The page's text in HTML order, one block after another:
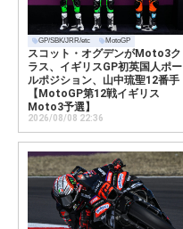
GP/SBK/JRR/etc MotoGP
スコット・オグデンがMoto3ク
ラス、イギリスGP初英国人ポー
ルポジション、山中琉聖12番手
【MotoGP第12戦イギリス
Moto3予選】
2026/08/08 22:36